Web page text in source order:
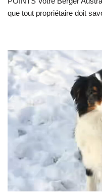
que tout propriétaire doit